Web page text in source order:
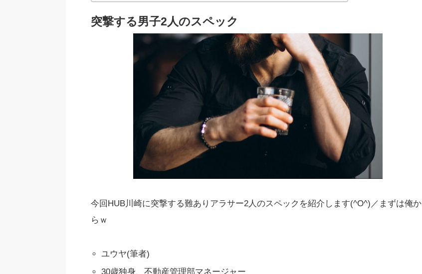
突撃する男子2人のスペック
今回HUB川崎に突撃する難ありアラサー2人のスペックを紹介します(^O^)／まずは俺か
らｗ
ユウヤ(筆者)
30歳独身、不動産管理部マネージャー